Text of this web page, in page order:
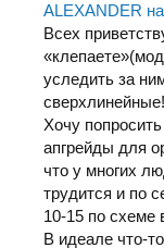
ALEXANDER
Всех
уследить за
Хочу
апгрейды для
что у многих
трудится и по
10-15 по схеме
В идеале что-